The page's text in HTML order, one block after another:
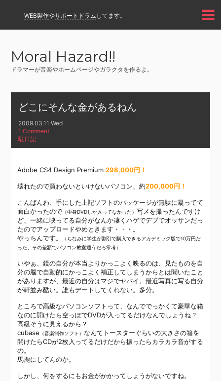
WEB製作やサポートドラム してます。
Moral Hazard!!
ドラマーが音楽やホームページやガラクタを作るよ。
どこにそんな金があるねん
2009.03.11 Wed
1 Comment
駄日記
Adobe CS4 Design Premium 298,000円！
壊れたので買わないといけないパソコン、約200,000円！
こんばんわ、手にした上記ソフトのパッケージが無駄に凝ってて
面白かったので（中身DVDしか入ってなかった） 写メを撮ったんですけ
ど、一緒に映ってる自分がなんか凄くハゲでデブでオッサンだっ
たのでアップロードやめときます・・・。
やっちんです。
（ちなみに学生が割引で購入できるアカデミック版で10万円だ
った、その差額でパソコン教室通うだろ常考）
いやぁ、鏡の自分が本当よりかっこよく映るのは、見たものを自
分の脳で自動的にかっこよく補正してしまうからとは聞いたこと
がありますが、最近の自分はマジでヤバイ。最近写真に写る自分
が軒並み酷い。誰もデートしてくれない。多分。
ところで高級なパソコンソフトって、なんででっかくて豪華な箱
なのに開けたら空っぽでDVDが入ってるだけなんでしょうね？
高級そうに見えるから？
cubase （音楽制作ソフト） なんてトースターぐらいの大きさの箱を
開けたらCDが2枚入ってるだけだから振ったらカラカラ音がする
の。
馬鹿にしてんのか。
しかし、何をするにもお金がかかってしょうがないですね。